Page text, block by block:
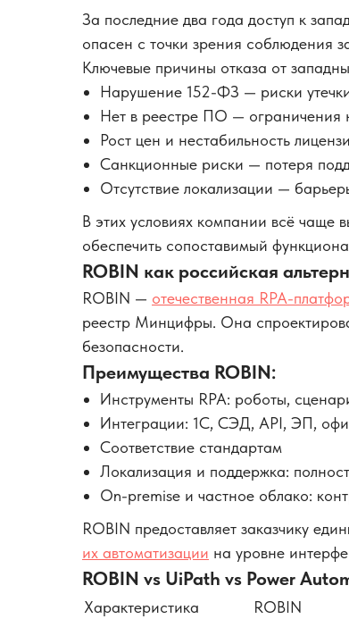
За последние два года доступ к
опасен с точки зрения соблюдения
Ключевые причины отказа от
Нарушение 152-ФЗ — риски
Нет в реестре ПО — ограничения
Рост цен и нестабильность
Санкционные риски — потеря
Отсутствие локализации —
В этих условиях компании всё чаще
обеспечить сопоставимый
ROBIN как российская
ROBIN — отечественная RPA-
реестр Минцифры. Она
безопасности.
Преимущества ROBIN:
Инструменты RPA: роботы,
Интеграции: 1С, СЭД, API, ЭП,
Соответствие стандартам
Локализация и поддержка:
On-premise и частное облако:
ROBIN предоставляет заказчику
их автоматизации на уровне
ROBIN vs UiPath vs Power
Характеристика ROBIN